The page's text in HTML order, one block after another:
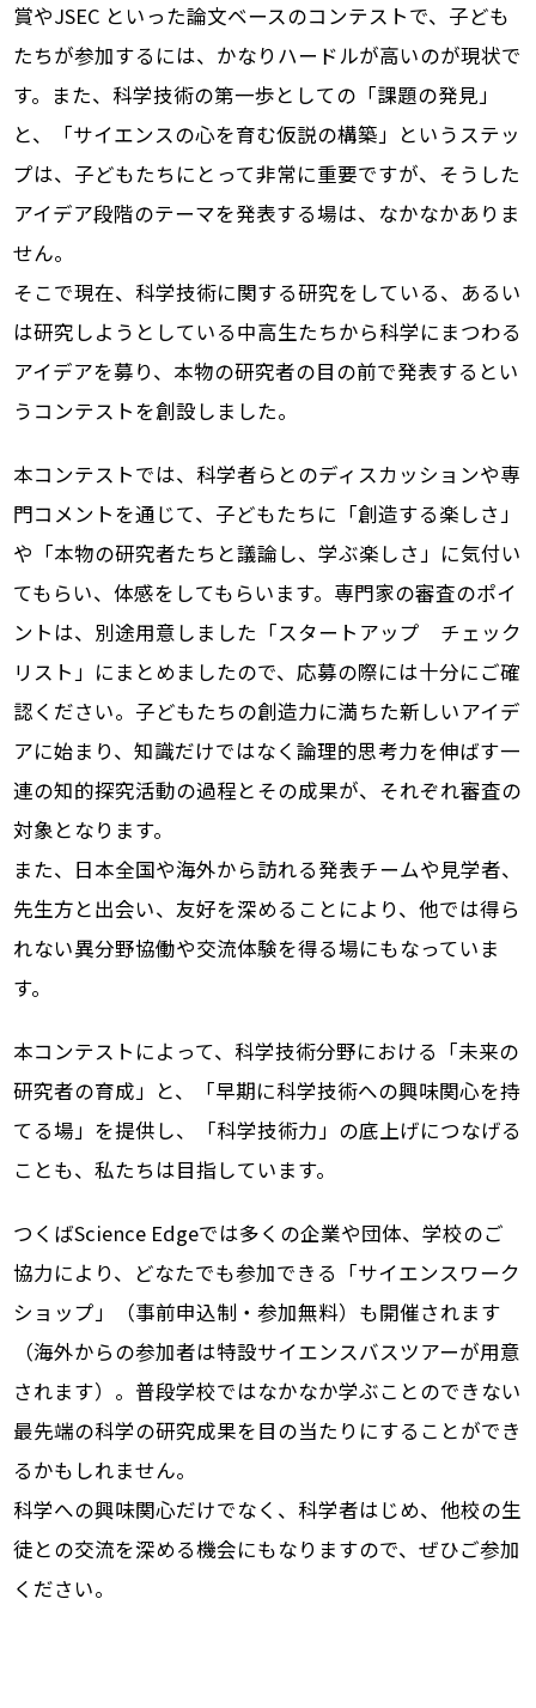
賞やJSEC といった論文ベースのコンテストで、子ども
たちが参加するには、かなりハードルが高いのが現状で
す。また、科学技術の第一歩としての「課題の発見」
と、「サイエンスの心を育む仮説の構築」というステッ
プは、子どもたちにとって非常に重要ですが、そうした
アイデア段階のテーマを発表する場は、なかなかありま
せん。
そこで現在、科学技術に関する研究をしている、あるい
は研究しようとしている中高生たちから科学にまつわる
アイデアを募り、本物の研究者の目の前で発表するとい
うコンテストを創設しました。
本コンテストでは、科学者らとのディスカッションや専
門コメントを通じて、子どもたちに「創造する楽しさ」
や「本物の研究者たちと議論し、学ぶ楽しさ」に気付い
てもらい、体感をしてもらいます。専門家の審査のポイ
ントは、別途用意しました「スタートアップ チェック
リスト」にまとめましたので、応募の際には十分にご確
認ください。子どもたちの創造力に満ちた新しいアイデ
アに始まり、知識だけではなく論理的思考力を伸ばす一
連の知的探究活動の過程とその成果が、それぞれ審査の
対象となります。
また、日本全国や海外から訪れる発表チームや見学者、
先生方と出会い、友好を深めることにより、他では得ら
れない異分野協働や交流体験を得る場にもなっていま
す。
本コンテストによって、科学技術分野における「未来の
研究者の育成」と、「早期に科学技術への興味関心を持
てる場」を提供し、「科学技術力」の底上げにつなげる
ことも、私たちは目指しています。
つくばScience Edgeでは多くの企業や団体、学校のご
協力により、どなたでも参加できる「サイエンスワーク
ショップ」（事前申込制・参加無料）も開催されます
（海外からの参加者は特設サイエンスバスツアーが用意
されます）。普段学校ではなかなか学ぶことのできない
最先端の科学の研究成果を目の当たりにすることができ
るかもしれません。
科学への興味関心だけでなく、科学者はじめ、他校の生
徒との交流を深める機会にもなりますので、ぜひご参加
ください。